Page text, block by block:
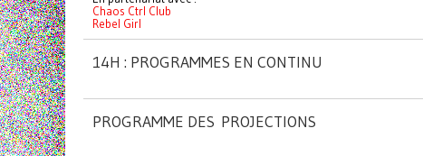
Chaos Ctrl Club
Rebel Girl
14H : PROGRAMMES EN CONTINU
PROGRAMME DES PROJECTIONS